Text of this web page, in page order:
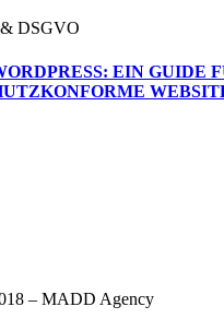
EIN GUIDE